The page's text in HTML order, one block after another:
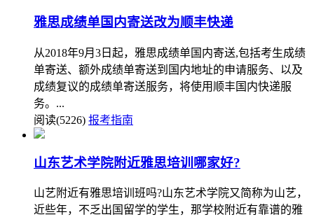
雅思成绩单国内寄送改为顺丰快递
从2018年9月3日起，雅思成绩单国内寄送,包括考生成绩
单寄送、额外成绩单寄送到国内地址的申请服务、以及
成绩复议的成绩单寄送服务，将使用顺丰国内快递服
务。...
阅读(5226) 报考指南
山东艺术学院附近雅思培训哪家好?
山艺附近有雅思培训班吗?山东艺术学院又简称为山艺，
近些年，不乏出国留学的学生，那学校附近有靠谱的雅